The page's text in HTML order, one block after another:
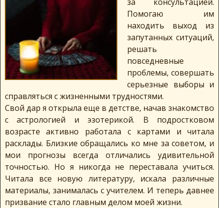
Помогаю им
находить выход из
запутанных ситуаций,
решать
повседневные
проблемы, совершать
серьезные выборы и
справляться с жизненными трудностями.
Свой дар я открыла еще в детстве, начав знакомство
с астрологией и эзотерикой. В подростковом
возрасте активно работала с картами и читала
расклады. Близкие обращались ко мне за советом, и
мои прогнозы всегда отличались удивительной
точностью. Но я никогда не переставала учиться.
Читала все новую литературу, искала различные
материалы, занималась с учителем. И теперь давнее
призвание стало главным делом моей жизни.